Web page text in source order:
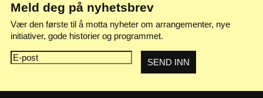
Meld deg på nyhetsbrev
Vær den første til å motta nyheter om arrangementer, nye
initiativer, gode historier og programmet.